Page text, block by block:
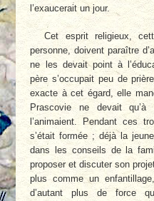
l’exaucerait un jour.
Cet esprit religieux,
personne, doivent paraître
ne les devait point à
père s’occupait peu de
exacte à cet égard, elle
Prascovie ne devait qu’à
l’animaient. Pendant ces
s’était formée ; déjà la
dans les conseils de la
proposer et discuter son
plus comme un
d’autant plus de force